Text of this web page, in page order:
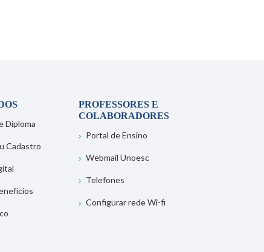
Diploma
Cadastro
PROFESSORES E
COLABORADORES
Portal de Ensino
Webmail Unoesc
Telefones
Configurar rede Wi-fi